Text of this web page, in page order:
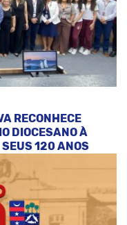
RECONHECE
DIOCESANO À
120 ANOS